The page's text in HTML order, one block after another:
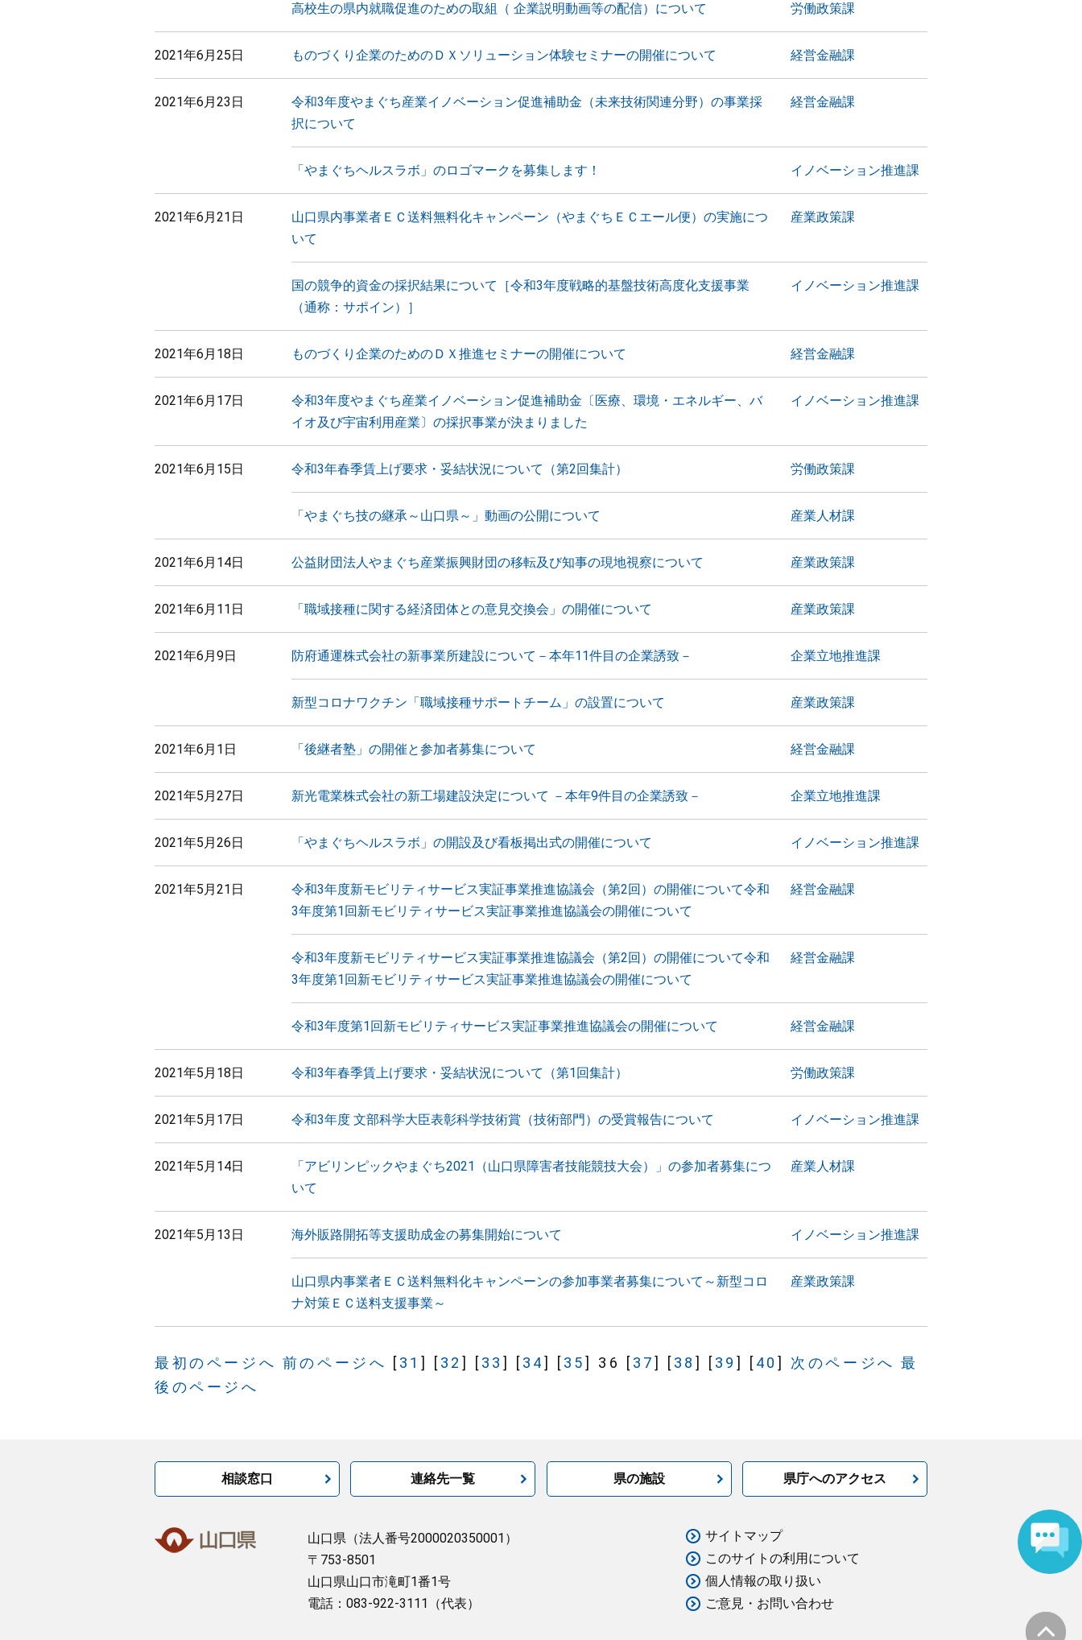
高校生の県内就職促進のための取組（ 企業説明動画等の配信）について 労働政策課
2021年6月25日 ものづくり企業のためのＤＸソリューション体験セミナーの開催について 経営金融課
2021年6月23日
令和3年度やまぐち産業イノベーション促進補助金（未来技術関連分野）の事業採
択について
経営金融課
「やまぐちヘルスラボ」のロゴマークを募集します！ イノベーション推進課
2021年6月21日
山口県内事業者ＥＣ送料無料化キャンペーン（やまぐちＥＣエール便）の実施につ
いて
産業政策課
国の競争的資金の採択結果について［令和3年度戦略的基盤技術高度化支援事業
（通称：サポイン）］
イノベーション推進課
2021年6月18日 ものづくり企業のためのＤＸ推進セミナーの開催について 経営金融課
2021年6月17日
令和3年度やまぐち産業イノベーション促進補助金〔医療、環境・エネルギー、バ
イオ及び宇宙利用産業〕の採択事業が決まりました
イノベーション推進課
2021年6月15日 令和3年春季賃上げ要求・妥結状況について（第2回集計） 労働政策課
「やまぐち技の継承～山口県～」動画の公開について 産業人材課
2021年6月14日 公益財団法人やまぐち産業振興財団の移転及び知事の現地視察について 産業政策課
2021年6月11日 「職域接種に関する経済団体との意見交換会」の開催について 産業政策課
2021年6月9日 防府通運株式会社の新事業所建設について－本年11件目の企業誘致－ 企業立地推進課
新型コロナワクチン「職域接種サポートチーム」の設置について 産業政策課
2021年6月1日 「後継者塾」の開催と参加者募集について 経営金融課
2021年5月27日 新光電業株式会社の新工場建設決定について －本年9件目の企業誘致－ 企業立地推進課
2021年5月26日 「やまぐちヘルスラボ」の開設及び看板掲出式の開催について イノベーション推進課
2021年5月21日
令和3年度新モビリティサービス実証事業推進協議会（第2回）の開催について令和
3年度第1回新モビリティサービス実証事業推進協議会の開催について
経営金融課
令和3年度新モビリティサービス実証事業推進協議会（第2回）の開催について令和
3年度第1回新モビリティサービス実証事業推進協議会の開催について
経営金融課
令和3年度第1回新モビリティサービス実証事業推進協議会の開催について 経営金融課
2021年5月18日 令和3年春季賃上げ要求・妥結状況について（第1回集計） 労働政策課
2021年5月17日 令和3年度 文部科学大臣表彰科学技術賞（技術部門）の受賞報告について イノベーション推進課
2021年5月14日
「アビリンピックやまぐち2021（山口県障害者技能競技大会）」の参加者募集につ
いて
産業人材課
2021年5月13日 海外販路開拓等支援助成金の募集開始について イノベーション推進課
山口県内事業者ＥＣ送料無料化キャンペーンの参加事業者募集について～新型コロ
ナ対策ＥＣ送料支援事業～
産業政策課
最初のページへ 前のページへ [ 31 ] [ 32 ] [ 33 ] [ 34] [ 35] 36 [ 37] [ 38 ] [ 39 ] [ 40 ] 次のページへ 最
後のページへ
相談窓口 連絡先一覧 県の施設 県庁へのアクセス
山口県 （法人番号2000020350001）
〒753-8501
山口県山口市滝町1番1号
電話：083-922-3111（代表）
サイトマップ
このサイトの利用について
個人情報の取り扱い
ご意見・お問い合わせ